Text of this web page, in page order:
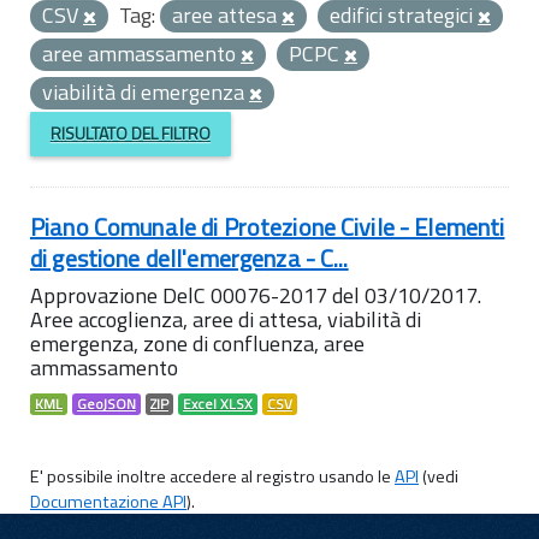
CSV
Tag: aree attesa
edifici strategici
aree ammassamento
PCPC
viabilità di emergenza
RISULTATO DEL FILTRO
Piano Comunale di Protezione Civile - Elementi
di gestione dell'emergenza - C...
Approvazione DelC 00076-2017 del 03/10/2017.
Aree accoglienza, aree di attesa, viabilità di
emergenza, zone di confluenza, aree
ammassamento
KML GeoJSON ZIP Excel XLSX CSV
E' possibile inoltre accedere al registro usando leAPI(vedi
Documentazione API).